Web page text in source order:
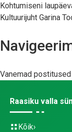
Kohtumiseni
Kultuurijuht Garina
Vanemad postitused
Raasiku valla
Kõik